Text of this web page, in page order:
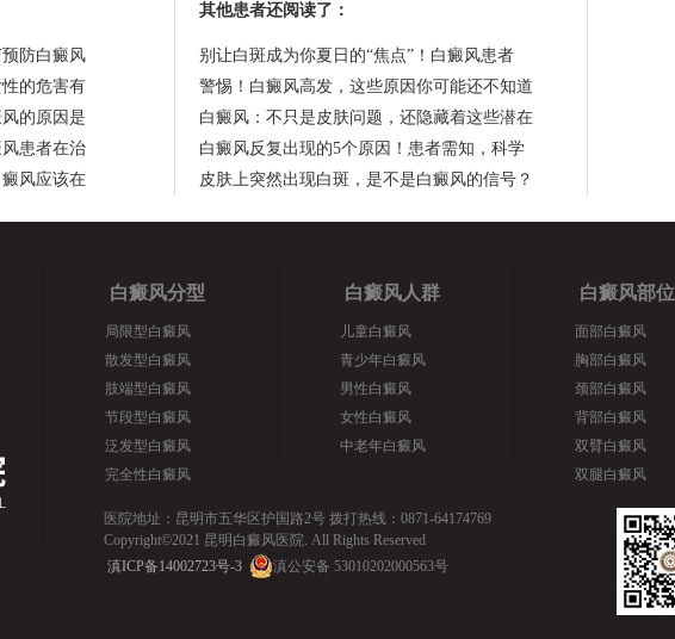
防白癜风
的危害有
的原因是
患者在治
风应该在
其他患者还阅读了：
别让白斑成为你夏日的“焦点”！白癜风患者
警惕！白癜风高发，这些原因你可能还不知道
白癜风：不只是皮肤问题，还隐藏着这些潜在
白癜风反复出现的5个原因！患者需知，科学
皮肤上突然出现白斑，是不是白癜风的信号？
白癜风分型
局限型白癜风
散发型白癜风
肢端型白癜风
节段型白癜风
泛发型白癜风
完全性白癜风
白癜风人群
儿童白癜风
青少年白癜风
男性白癜风
女性白癜风
中老年白癜风
白癜风部位
面部白癜风
胸部白癜风
颈部白癜风
背部白癜风
双臂白癜风
双腿白癜风
医院地址：昆明市五华区护国路2号 拨打热线：0871-64174769
Copyright©2021 昆明白癜风医院. All Rights Reserved
滇ICP备14002723号-3
滇公安备 53010202000563号